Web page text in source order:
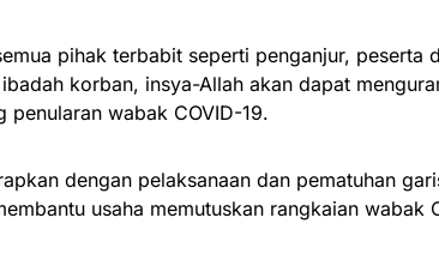
pihak terbabit seperti penganjur, peserta
korban, insya-Allah akan dapat
penularan wabak COVID-19.
dengan pelaksanaan dan pematuhan
usaha memutuskan rangkaian wabak